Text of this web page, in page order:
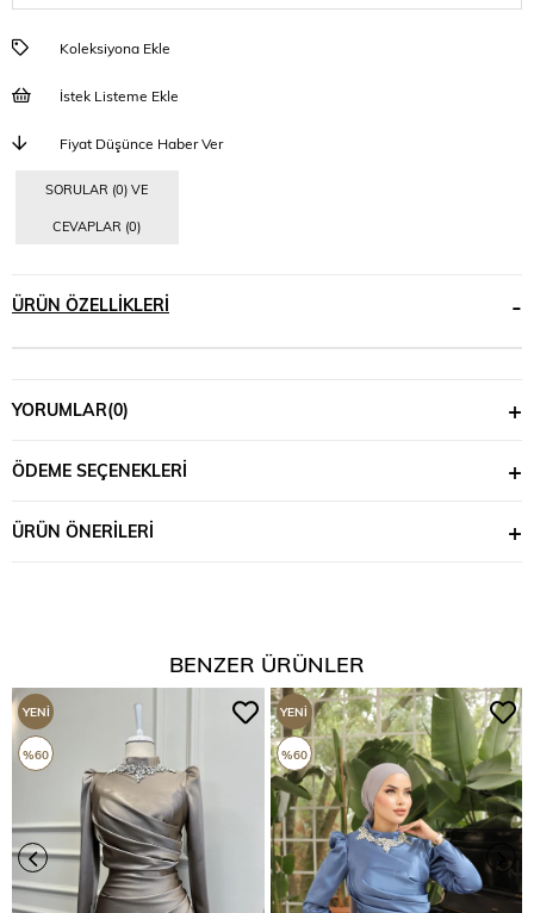
Koleksiyona Ekle
İstek Listeme Ekle
Fiyat Düşünce Haber Ver
SORULAR (0) VE
CEVAPLAR (0)
ÜRÜN ÖZELLIKLERI
YORUMLAR(0)
ÖDEME SEÇENEKLERI
ÜRÜN ÖNERILERI
BENZER ÜRÜNLER
YENI
ÜRÜN
%60
YENI
ÜRÜN
%60